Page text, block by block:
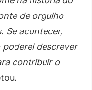
de orgulho
Se acontecer,
poderei descrever
contribuir o